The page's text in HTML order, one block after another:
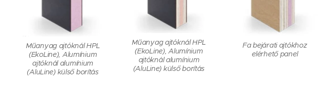
Műanyag ajtóknál HPL
(EkoLine), Alumínium
ajtóknál alumínium
(AluLine) külső borítás
Műanyag ajtóknál HPL
(EkoLine), Alumínium
ajtóknál alumínium
(AluLine) külső borítás
Fa bejárati ajtókhoz
elérhető panel